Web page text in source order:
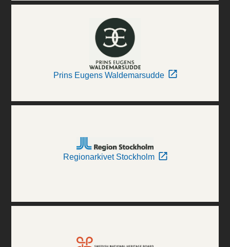
Prins Eugens Waldemarsudde
Regionarkivet Stockholm